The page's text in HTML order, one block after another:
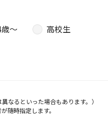
〜
高校生
なるといった場合もあります。）
随時指定します。